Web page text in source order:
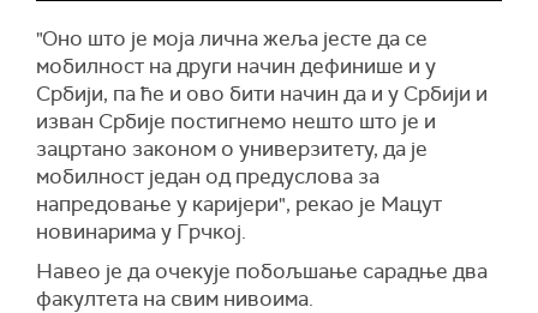
"Оно што је моја лична жеља јесте да се
мобилност на други начин дефинише и у
Србији, па ће и ово бити начин да и у Србији и
изван Србије постигнемо нешто што је и
зацртано законом о универзитету, да је
мобилност један од предуслова за
напредовање у каријери", рекао је Мацут
новинарима у Грчкој.
Навео је да очекује побољшање сарадње два
факултета на свим нивоима.